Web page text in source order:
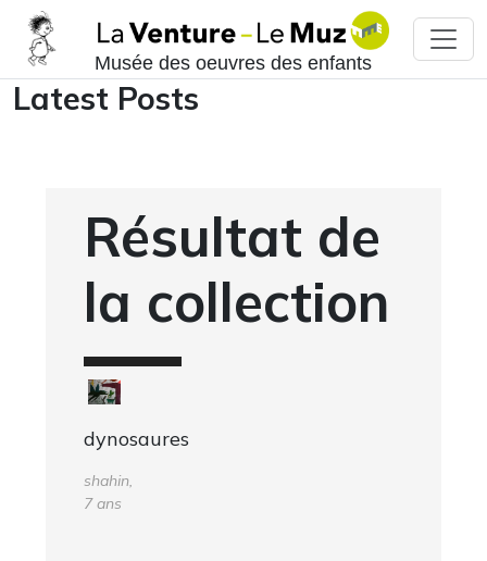
Musée des oeuvres des enfants
Latest Posts
Résultat de
la collection
dynosaures
shahin,
7 ans